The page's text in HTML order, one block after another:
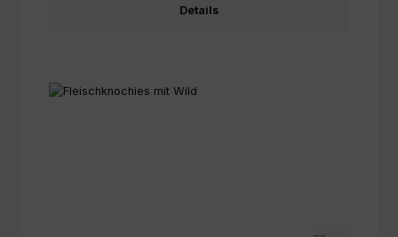
Details